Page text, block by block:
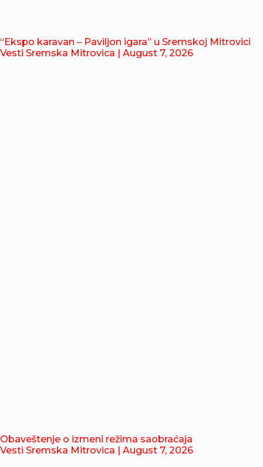
“Ekspo karavan – Paviljon igara” u Sremskoj Mitrovici
Vesti Sremska Mitrovica | August 7, 2026
Obaveštenje o izmeni režima saobraćaja
Vesti Sremska Mitrovica | August 7, 2026